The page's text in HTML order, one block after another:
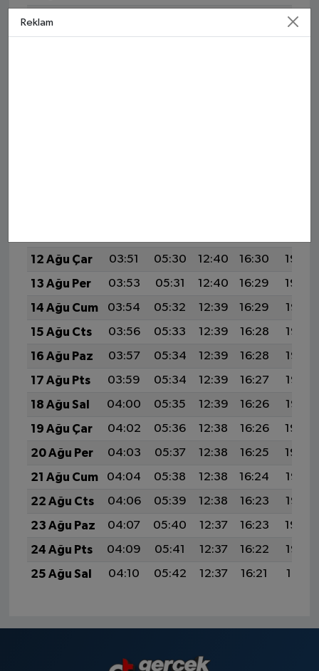
2 Ağu Paz
19:52
12 Ağu Çar
03:51 05:30 12:40 16:30
19:40
13 Ağu Per
03:53 05:31 12:40 16:29
19:39
14 Ağu Cum
03:54 05:32 12:39 16:29
19:37
15 Ağu Cts
03:56 05:33 12:39 16:28
19:36
16 Ağu Paz
03:57 05:34 12:39 16:28
19:35
17 Ağu Pts
03:59 05:34 12:39 16:27
19:33
18 Ağu Sal
04:00 05:35 12:39 16:26
19:32
19 Ağu Çar
04:02 05:36 12:38 16:26
19:30
20 Ağu Per
04:03 05:37 12:38 16:25
19:29
21 Ağu Cum
04:04 05:38 12:38 16:24
19:27
22 Ağu Cts
04:06 05:39 12:38 16:23
19:26
23 Ağu Paz
04:07 05:40 12:37 16:23
19:24
24 Ağu Pts
04:09 05:41 12:37 16:22
19:23
25 Ağu Sal
04:10 05:42 12:37 16:21 19:21
Reklam